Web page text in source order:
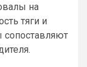
на
тяги и